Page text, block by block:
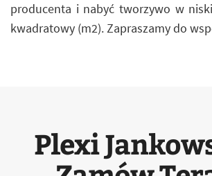
producenta i nabyć tworzywo w
kwadratowy (m2). Zapraszamy do
Plexi